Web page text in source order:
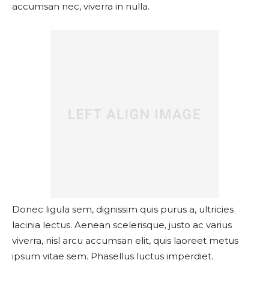
accumsan nec, viverra in nulla.
Donec ligula sem, dignissim quis purus a, ultricies
lacinia lectus. Aenean scelerisque, justo ac varius
viverra, nisl arcu accumsan elit, quis laoreet metus
ipsum vitae sem. Phasellus luctus imperdiet.